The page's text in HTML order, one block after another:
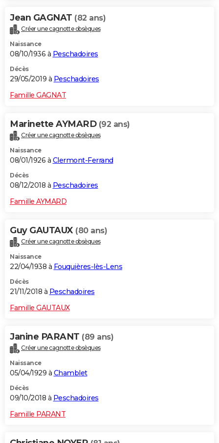
Jean GAGNAT (82 ans)
Créer une cagnotte obsèques
Naissance
08/10/1936 à Peschadoires
Décès
29/05/2019 à Peschadoires
Famille GAGNAT
Marinette AYMARD (92 ans)
Créer une cagnotte obsèques
Naissance
08/01/1926 à Clermont-Ferrand
Décès
08/12/2018 à Peschadoires
Famille AYMARD
Guy GAUTAUX (80 ans)
Créer une cagnotte obsèques
Naissance
22/04/1938 à Fouquières-lès-Lens
Décès
21/11/2018 à Peschadoires
Famille GAUTAUX
Janine PARANT (89 ans)
Créer une cagnotte obsèques
Naissance
05/04/1929 à Chamblet
Décès
09/10/2018 à Peschadoires
Famille PARANT